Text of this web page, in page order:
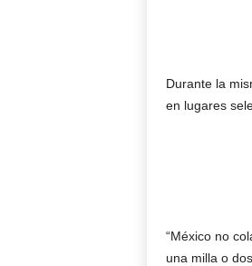
Durante la
en lugares
“México no
una milla o